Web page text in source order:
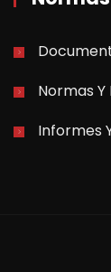
Normas
Informes